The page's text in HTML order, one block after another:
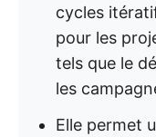
cycles
pour les
tels que le
les
Elle permet